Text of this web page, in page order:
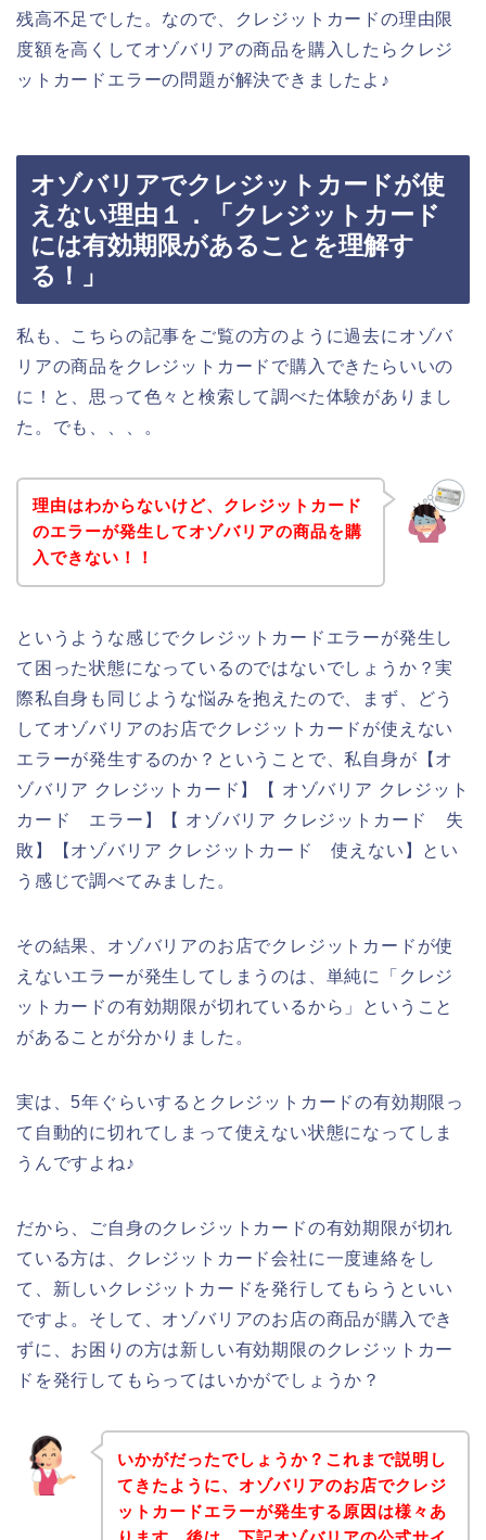
残高不足でした。なので、クレジットカードの理由限
度額を高くしてオゾバリアの商品を購入したらクレジ
ットカードエラーの問題が解決できましたよ♪
オゾバリアでクレジットカードが使
えない理由１．「クレジットカード
には有効期限があることを理解す
る！」
私も、こちらの記事をご覧の方のように過去にオゾバ
リアの商品をクレジットカードで購入できたらいいの
に！と、思って色々と検索して調べた体験がありまし
た。でも、、、。
理由はわからないけど、クレジットカード
のエラーが発生してオゾバリアの商品を購
入できない！！
というような感じでクレジットカードエラーが発生し
て困った状態になっているのではないでしょうか？実
際私自身も同じような悩みを抱えたので、まず、どう
してオゾバリアのお店でクレジットカードが使えない
エラーが発生するのか？ということで、私自身が【オ
ゾバリア クレジットカード】【 オゾバリア クレジット
カード エラー】【 オゾバリア クレジットカード 失
敗】【オゾバリア クレジットカード 使えない】とい
う感じで調べてみました。
その結果、オゾバリアのお店でクレジットカードが使
えないエラーが発生してしまうのは、単純に「クレジ
ットカードの有効期限が切れているから」ということ
があることが分かりました。
実は、5年ぐらいするとクレジットカードの有効期限っ
て自動的に切れてしまって使えない状態になってしま
うんですよね♪
だから、ご自身のクレジットカードの有効期限が切れ
ている方は、クレジットカード会社に一度連絡をし
て、新しいクレジットカードを発行してもらうといい
ですよ。そして、オゾバリアのお店の商品が購入でき
ずに、お困りの方は新しい有効期限のクレジットカー
ドを発行してもらってはいかがでしょうか？
いかがだったでしょうか？これまで説明し
てきたように、オゾバリアのお店でクレジ
ットカードエラーが発生する原因は様々あ